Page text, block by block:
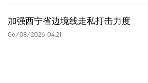
加强西宁省边境线走私打击力度
06/08/2026 04:21